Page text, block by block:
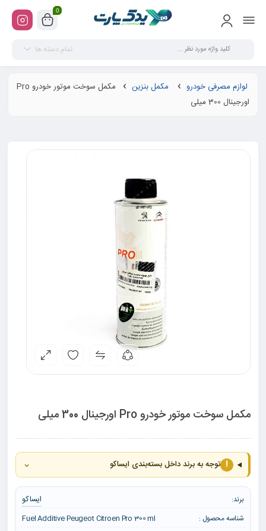
0
تمام دسته ها
لوازم مصرفی خودرو مکمل بنزین
مکمل سوخت موتور خودرو Pro
اورجینال 300 میلی
مکمل سوخت موتور خودرو Pro اورجینال 300 میلی
! توجه به برند داخل بسته‌بندی ایساکو ⌄
برند: ایساکو
شناسه محصول :
Fuel Additive Peugeot Citroen Pro 300 ml‏